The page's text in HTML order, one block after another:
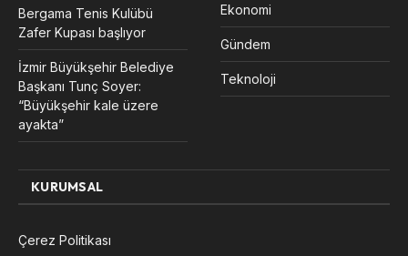
Bergama Tenis Kulübü
Zafer Kupası başlıyor
İzmir Büyükşehir Belediye
Başkanı Tunç Soyer:
“Büyükşehir kale üzere
ayakta”
Ekonomi
Gündem
Teknoloji
KURUMSAL
Çerez Politikası